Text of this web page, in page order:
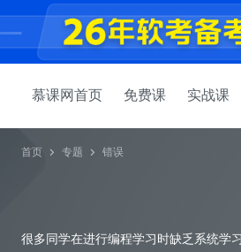
慕课网首页 免费课 实战课
首页 专题 错误
很多同学在进行编程学习时缺乏系统学